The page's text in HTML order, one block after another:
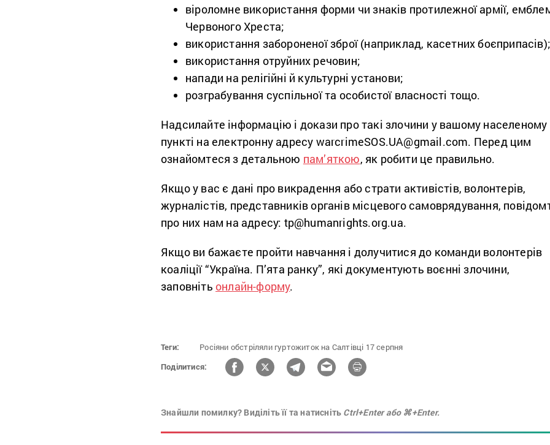
віроломне використання форми чи знаків протилежної армії,
Червоного Хреста;
використання забороненої зброї (наприклад, касетних боєприпасів);
використання отруйних речовин;
напади на релігійні й культурні установи;
розграбування суспільної та особистої власності тощо.
Надсилайте інформацію і докази про такі злочини у вашому населеному
пункті на електронну адресу warcrimeSOS.UA@gmail.com. Перед цим
ознайомтеся з детальною пам’яткою, як робити це правильно.
Якщо у вас є дані про викрадення або страти активістів, волонтерів,
журналістів, представників органів місцевого самоврядування,
про них нам на адресу: tp@humanrights.org.ua.
Якщо ви бажаєте пройти навчання і долучитися до команди волонтерів
коаліції “Україна. П’ята ранку”, які документують воєнні злочини,
заповніть онлайн-форму.
Теги:
Росіяни обстріляли гуртожиток на Салтівці 17 серпня
Поділитися:
Знайшли помилку? Виділіть її та натисніть Ctrl+Enter або ⌘+Enter.